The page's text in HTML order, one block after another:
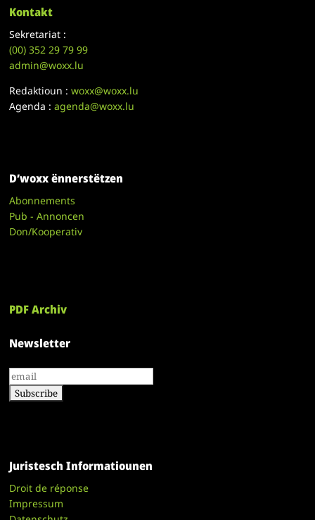
Kontakt
Sekretariat :
(00)352 29 79 99
admin@woxx.lu
Redaktioun :woxx@woxx.lu
Agenda :agenda@woxx.lu
D’woxx ënnerstëtzen
Abonnements
Pub - Annoncen
Don/Kooperativ
PDF Archiv
Newsletter
Juristesch Informatiounen
Droit de réponse
Impressum